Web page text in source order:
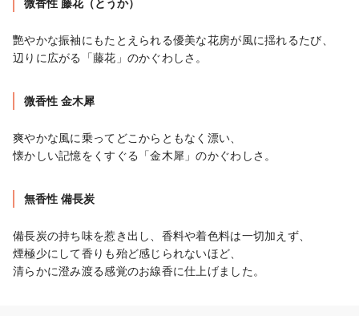
微香性 藤花（とうか）
艷やかな振袖にもたとえられる優美な花房が⾵に揺れるたび、
辺りに広がる「藤花」のかぐわしさ。
微香性 ⾦⽊犀
爽やかな⾵に乗ってどこからともなく漂い、
懐かしい記憶をくすぐる「⾦⽊犀」のかぐわしさ。
無香性 備⻑炭
備⻑炭の持ち味を惹き出し、⾹料や着⾊料は⼀切加えず、
煙極少にして⾹りも殆ど感じられないほど、
清らかに澄み渡る感覚のお線⾹に仕上げました。